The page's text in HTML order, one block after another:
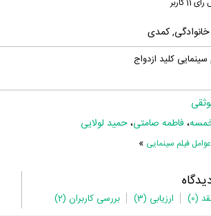
رای 11کاربر
خانوادگی, کمدی
کلید ازدواج
، فاطمه صامتی،حمید لولایی
فیلم سینمایی »
(0) ارزیابی (3) بررسی کاربران (2)